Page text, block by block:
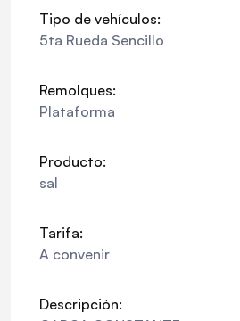
Tipo de vehículos:
5ta Rueda Sencillo
Remolques:
Plataforma
Producto:
sal
Tarifa:
A convenir
Descripción: